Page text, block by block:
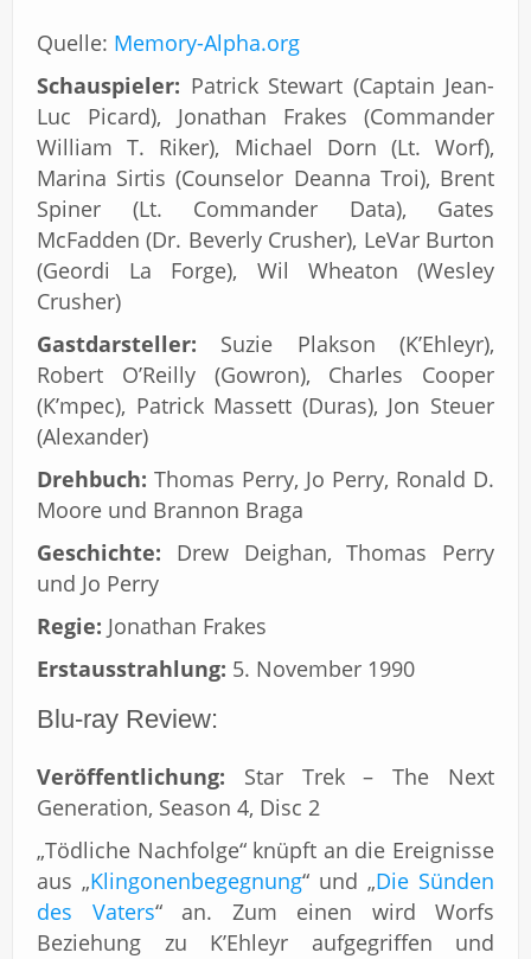
Quelle: Memory-Alpha.org
Schauspieler: Patrick Stewart (Captain Jean-
Luc Picard), Jonathan Frakes (Commander
William T. Riker), Michael Dorn (Lt. Worf),
Marina Sirtis (Counselor Deanna Troi), Brent
Spiner (Lt. Commander Data), Gates
McFadden (Dr. Beverly Crusher), LeVar Burton
(Geordi La Forge), Wil Wheaton (Wesley
Crusher)
Gastdarsteller: Suzie Plakson (K’Ehleyr),
Robert O’Reilly (Gowron), Charles Cooper
(K’mpec), Patrick Massett (Duras), Jon Steuer
(Alexander)
Drehbuch: Thomas Perry, Jo Perry, Ronald D.
Moore und Brannon Braga
Geschichte: Drew Deighan, Thomas Perry
und Jo Perry
Regie: Jonathan Frakes
Erstausstrahlung: 5. November 1990
Blu-ray Review:
Veröffentlichung: Star Trek – The Next
Generation, Season 4, Disc 2
„Tödliche Nachfolge“ knüpft an die Ereignisse
aus „Klingonenbegegnung“ und „Die Sünden
des Vaters“ an. Zum einen wird Worfs
Beziehung zu K’Ehleyr aufgegriffen und